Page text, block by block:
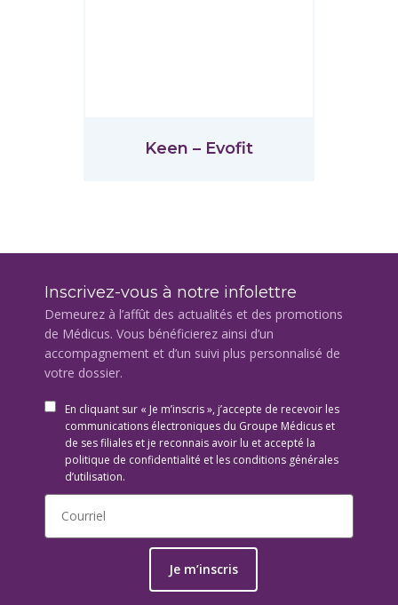
Keen – Evofit
Inscrivez-vous à notre infolettre
Demeurez à l’affût des actualités et des promotions
de Médicus. Vous bénéficierez ainsi d’un
accompagnement et d’un suivi plus personnalisé de
votre dossier.
En cliquant sur « Je m’inscris », j’accepte de recevoir les
communications électroniques du Groupe Médicus et
de ses filiales et je reconnais avoir lu et accepté la
politique de confidentialité et les conditions générales
d’utilisation.
Je m’inscris